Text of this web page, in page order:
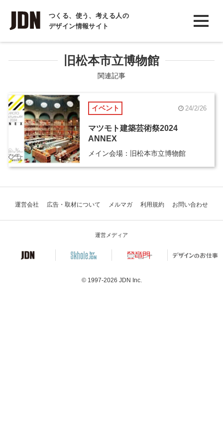
つくる、使う、考える人の
デザイン情報サイト
INTERVIEW
インタビュー
REPORT
COLUMN
コラム
旧松本市立博物館
関連記事
イベント 24/2/26
マツモト建築芸術祭2024
ANNEX
メイン会場：旧松本市立博物館
運営会社 広告・取材について メルマガ 利用規約 お問い合わせ
運営メディア
© 1997-2026 JDN Inc.